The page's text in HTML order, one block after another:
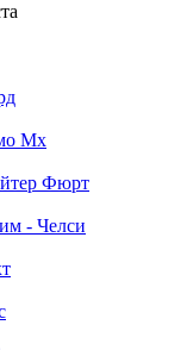
Мх
Фюрт
- Челси